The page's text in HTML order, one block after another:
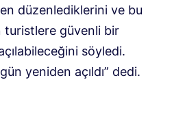
düzenlediklerini ve bu
turistlere güvenli bir
söyledi.
yeniden açıldı” dedi.